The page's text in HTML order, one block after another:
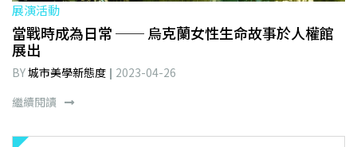
展演活動
當戰時成為日常 ── 烏克蘭女性生命故事於人權館
展出
BY城市美學新態度
2023-04-26
繼續閱讀